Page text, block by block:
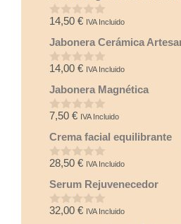
0
e
5
14,50 € IVA Incluido
Jabonera Cerámica
0
e
5
14,00 € IVA Incluido
Jabonera Magnética
0
e
5
7,50 € IVA Incluido
Crema facial equilibrante
0
e
5
28,50 € IVA Incluido
Serum Rejuvenecedor
0
32,00 € IVA Incluido